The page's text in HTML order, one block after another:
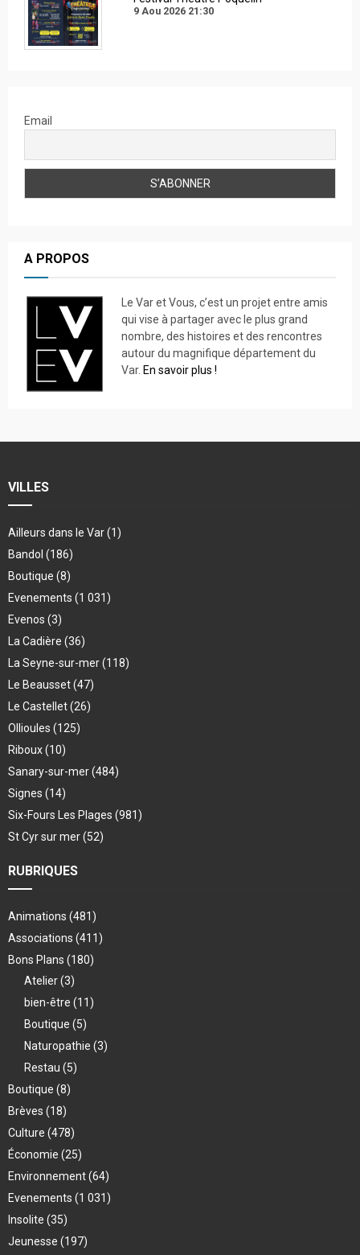
9 Aou 2026 21:30
Email
A PROPOS
Le Var et Vous, c’est un projet entre amis
qui vise à partager avec le plus grand
nombre, des histoires et des rencontres
autour du magnifique département du
Var. En savoir plus !
VILLES
Ailleurs dans le Var(1)
Bandol (186)
Boutique (8)
Evenements (1 031)
Evenos (3)
La Cadière (36)
La Seyne-sur-mer(118)
Le Beausset(47)
Le Castellet(26)
Ollioules (125)
Riboux(10)
Sanary-sur-mer(484)
Signes (14)
Six-Fours Les Plages (981)
St Cyr sur mer(52)
RUBRIQUES
Animations (481)
Associations (411)
Bons Plans (180)
Atelier(3)
bien-être (11)
Boutique (5)
Naturopathie (3)
Restau (5)
Boutique (8)
Brèves (18)
Culture (478)
Économie (25)
Environnement(64)
Evenements (1 031)
Insolite (35)
Jeunesse (197)